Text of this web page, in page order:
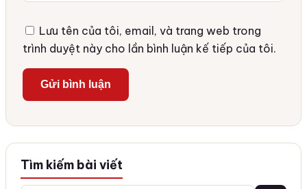
Lưu tên của tôi, email, và trang web trong
trình duyệt này cho lần bình luận kế tiếp của tôi.
Tìm kiếm bài viết